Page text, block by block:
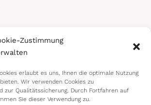
Zustimmung
erlaubt es uns, Ihnen die optimale Nutzung
Wir verwenden Cookies zu
zur Qualitätssicherung. Durch Fortfahren auf
Sie dieser Verwendung zu.